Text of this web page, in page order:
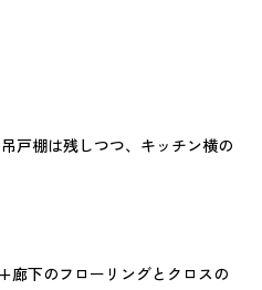
戸棚は残しつつ、キッチン横の
廊下のフローリングとクロスの